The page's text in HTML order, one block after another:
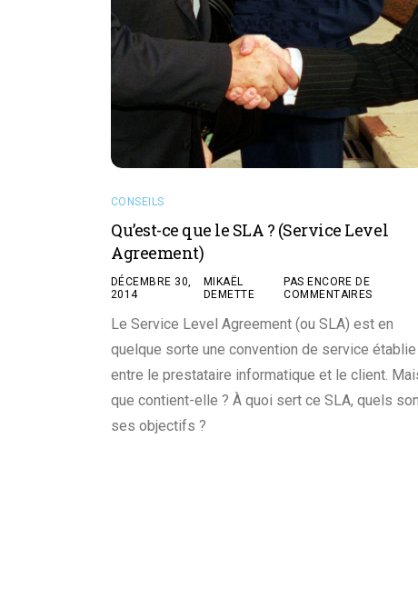
CONSEILS
Qu’est-ce que le SLA ? (Service Level
Agreement)
DÉCEMBRE 30,
2014
MIKAËL
DEMETTE
PAS ENCORE DE
COMMENTAIRES
Le Service Level Agreement (ou SLA) est en
quelque sorte une convention de service établie
entre le prestataire informatique et le client.
que contient-elle ? À quoi sert ce SLA, quels
ses objectifs ?